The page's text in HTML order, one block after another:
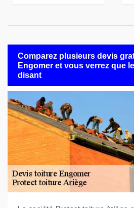
Comparez plusieurs devis
Engomer et vous verrez que
disant